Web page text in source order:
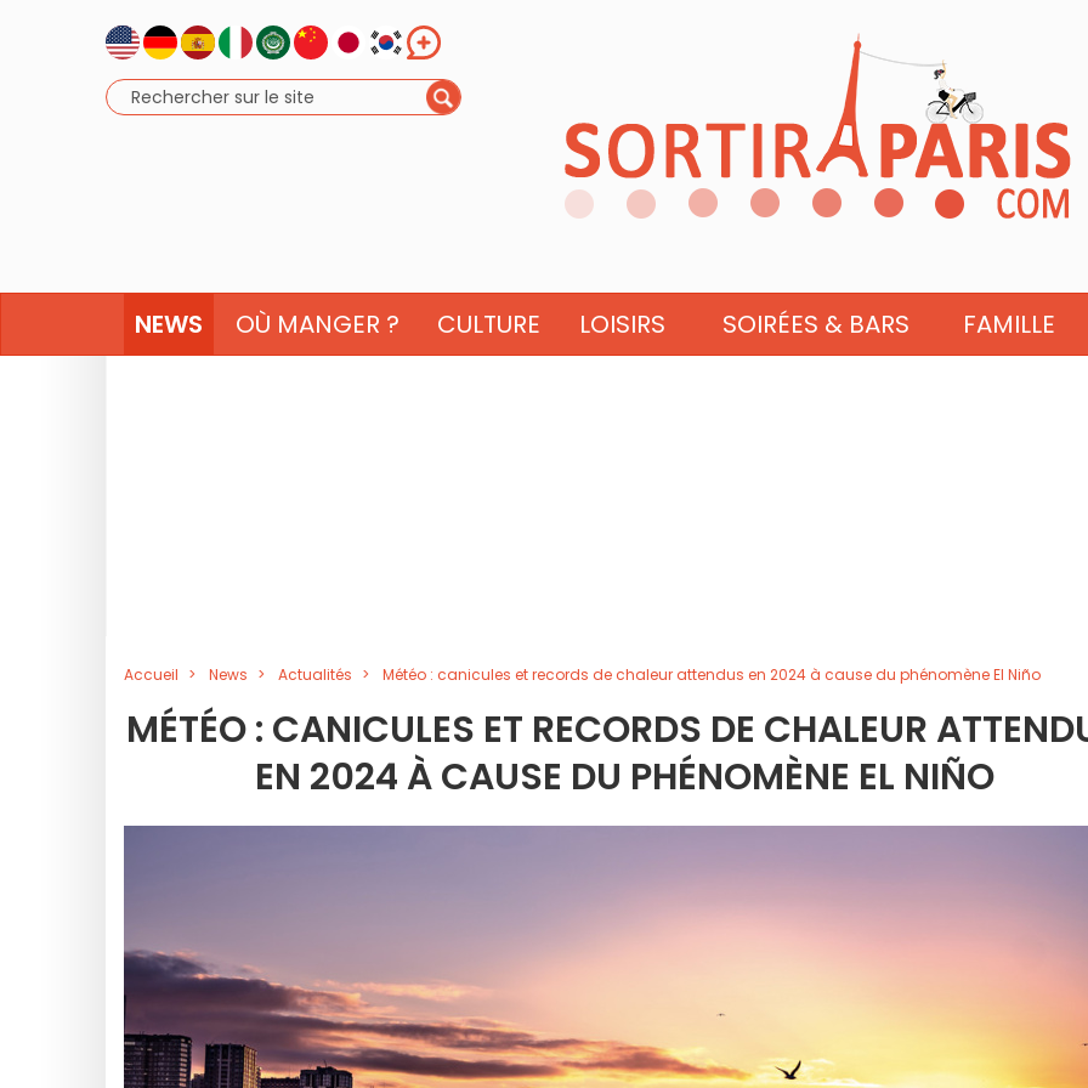
NEWS OÙ MANGER ? CULTURE LOISIRS SOIRÉES & BARS FAMILLE
Accueil News Actualités Météo : canicules et records de chaleur attendus en 2024 à cause du phénomène El Niño
MÉTÉO : CANICULES ET RECORDS DE CHALEUR
EN 2024 À CAUSE DU PHÉNOMÈNE EL NIÑO